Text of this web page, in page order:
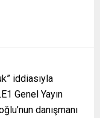
iddiasıyla
Genel Yayın
danışmanı